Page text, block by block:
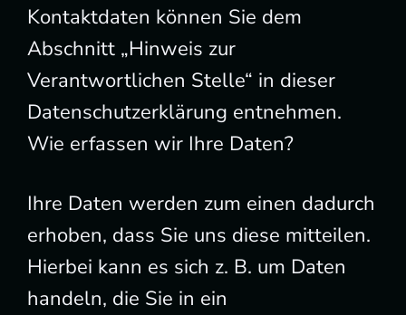
Kontaktdaten können Sie dem
Abschnitt „Hinweis zur
Verantwortlichen Stelle“ in dieser
Datenschutzerklärung entnehmen.
Wie erfassen wir Ihre Daten?
Ihre Daten werden zum einen dadurch
erhoben, dass Sie uns diese mitteilen.
Hierbei kann es sich z. B. um Daten
handeln, die Sie in ein